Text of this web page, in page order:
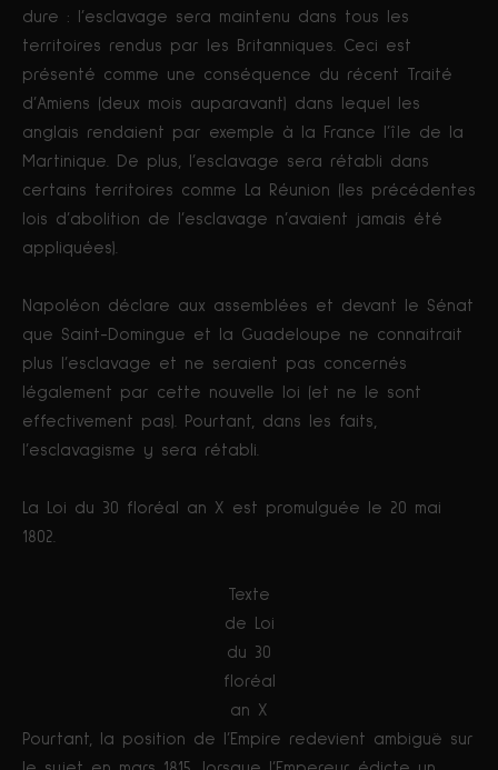
dure : l’esclavage sera maintenu dans tous les
territoires rendus par les Britanniques. Ceci est
présenté comme une conséquence du récent Traité
d’Amiens (deux mois auparavant) dans lequel les
anglais rendaient par exemple à la France l’île de la
Martinique. De plus, l’esclavage sera rétabli dans
certains territoires comme La Réunion (les précédentes
lois d’abolition de l’esclavage n’avaient jamais été
appliquées).
Napoléon déclare aux assemblées et devant le Sénat
que Saint-Domingue et la Guadeloupe ne connaitrait
plus l’esclavage et ne seraient pas concernés
légalement par cette nouvelle loi (et ne le sont
effectivement pas). Pourtant, dans les faits,
l’esclavagisme y sera rétabli.
La Loi du 30 floréal an X est promulguée le 20 mai
1802.
Texte
de Loi
du 30
floréal
an X
Pourtant, la position de l’Empire redevient ambiguë sur